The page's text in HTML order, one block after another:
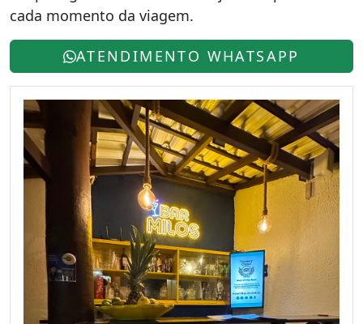
cada momento da viagem.
ATENDIMENTO WHATSAPP